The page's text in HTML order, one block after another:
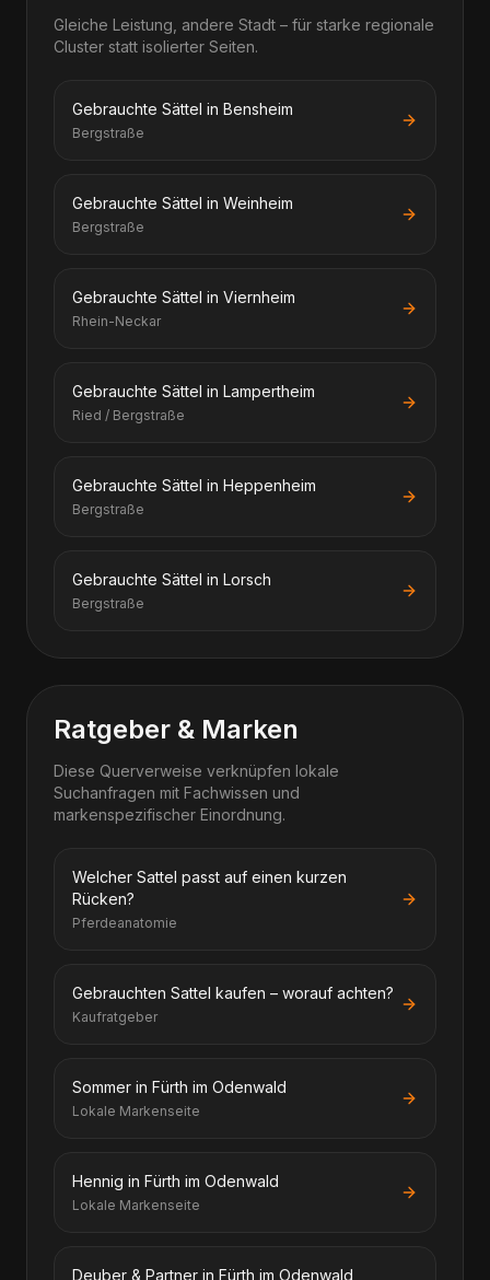
Gleiche Leistung, andere Stadt – für starke regionale
Cluster statt isolierter Seiten.
Gebrauchte Sättel in Bensheim
Bergstraße
Gebrauchte Sättel in Weinheim
Bergstraße
Gebrauchte Sättel in Viernheim
Rhein-Neckar
Gebrauchte Sättel in Lampertheim
Ried / Bergstraße
Gebrauchte Sättel in Heppenheim
Bergstraße
Gebrauchte Sättel in Lorsch
Bergstraße
Ratgeber & Marken
Diese Querverweise verknüpfen lokale
Suchanfragen mit Fachwissen und
markenspezifischer Einordnung.
Welcher Sattel passt auf einen kurzen
Rücken?
Pferdeanatomie
Gebrauchten Sattel kaufen – worauf achten?
Kaufratgeber
Sommer in Fürth im Odenwald
Lokale Markenseite
Hennig in Fürth im Odenwald
Lokale Markenseite
Deuber & Partner in Fürth im Odenwald